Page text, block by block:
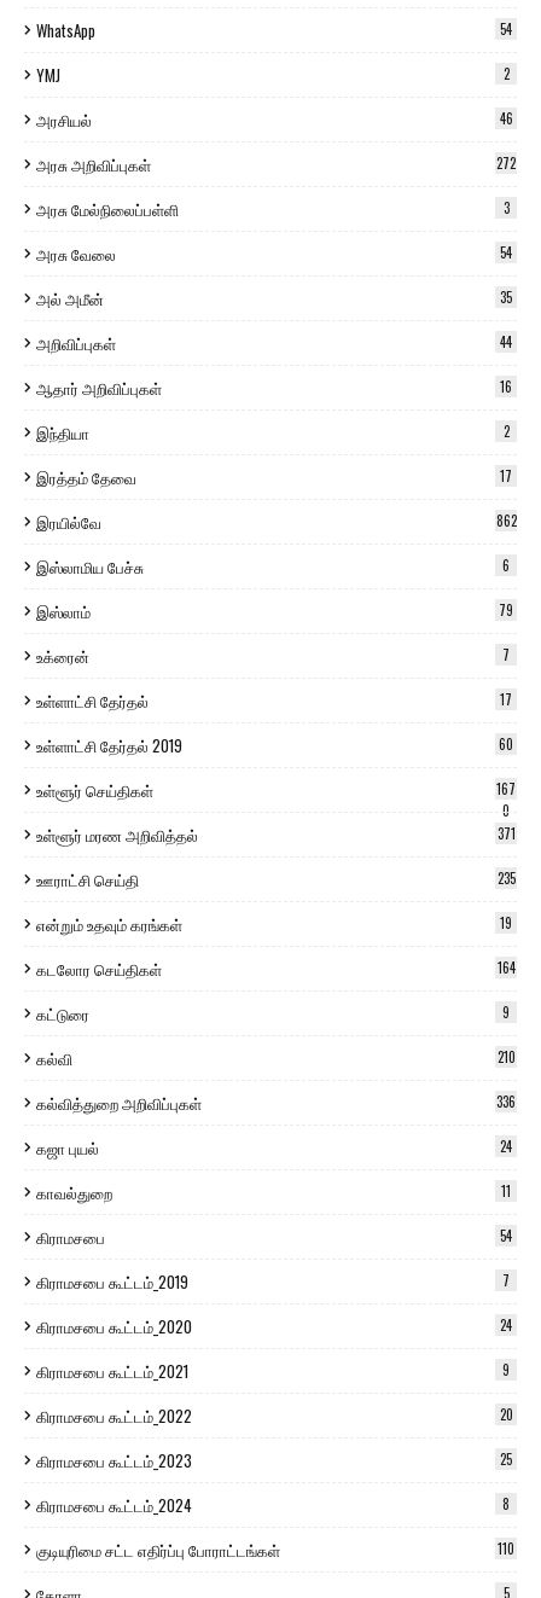
WhatsApp 54
YMJ 2
அரசியல் 46
அரசு அறிவிப்புகள் 272
அரசு மேல்நிலைப்பள்ளி 3
அரசு வேலை 54
அல் அமீன் 35
அறிவிப்புகள் 44
ஆதார் அறிவிப்புகள் 16
இந்தியா 2
இரத்தம் தேவை 17
இரயில்வே 862
இஸ்லாமிய பேச்சு 6
இஸ்லாம் 79
உக்ரைன் 7
உள்ளாட்சி தேர்தல் 17
உள்ளாட்சி தேர்தல் 2019 60
உள்ளூர் செய்திகள்
167
0
உள்ளூர் மரண அறிவித்தல் 371
ஊராட்சி செய்தி 235
என்றும் உதவும் கரங்கள் 19
கடலோர செய்திகள் 164
கட்டுரை 9
கல்வி 210
கல்வித்துறை அறிவிப்புகள் 336
கஜா புயல் 24
காவல்துறை 11
கிராமசபை 54
கிராமசபை கூட்டம்_2019 7
கிராமசபை கூட்டம்_2020 24
கிராமசபை கூட்டம்_2021 9
கிராமசபை கூட்டம்_2022 20
கிராமசபை கூட்டம்_2023 25
கிராமசபை கூட்டம்_2024 8
குடியுரிமை சட்ட எதிர்ப்பு போராட்டங்கள் 110
5